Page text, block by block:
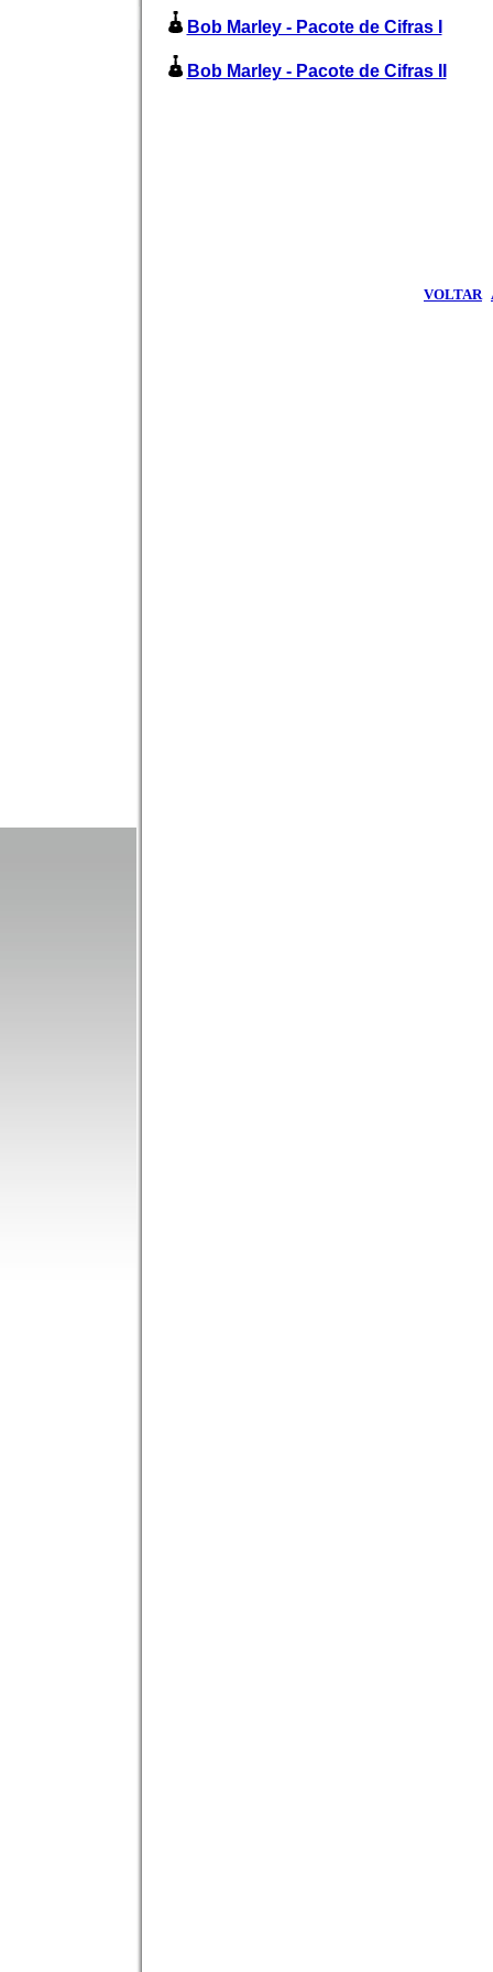
Bob Marley - Pacote de Cifras I
Bob Marley - Pacote de Cifras II
VOLTAR|